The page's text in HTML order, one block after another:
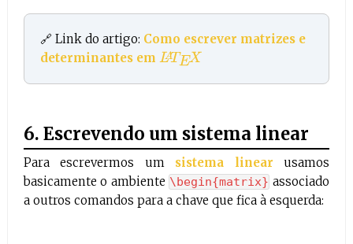
🔗 Link do artigo: Como escrever matrizes e
determinantes em LATEX
6. Escrevendo um sistema linear
Para escrevermos umsistema linear usamos
basicamente o ambiente \begin{matrix} associado
a outros comandos para a chave que fica à esquerda: